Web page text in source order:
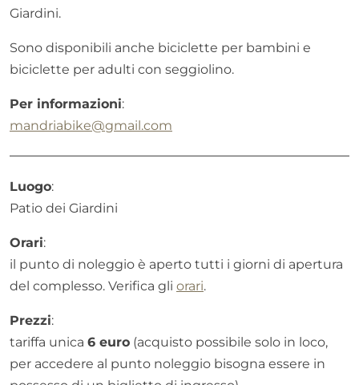
Giardini.
Sono disponibili anche biciclette per bambini e
biciclette per adulti con seggiolino.
Per informazioni:
mandriabike@gmail.com
Luogo:
Patio dei Giardini
Orari:
il punto di noleggio è aperto tutti i giorni di apertura
del complesso. Verifica gli orari.
Prezzi:
tariffa unica 6 euro (acquisto possibile solo in loco,
per accedere al punto noleggio bisogna essere in